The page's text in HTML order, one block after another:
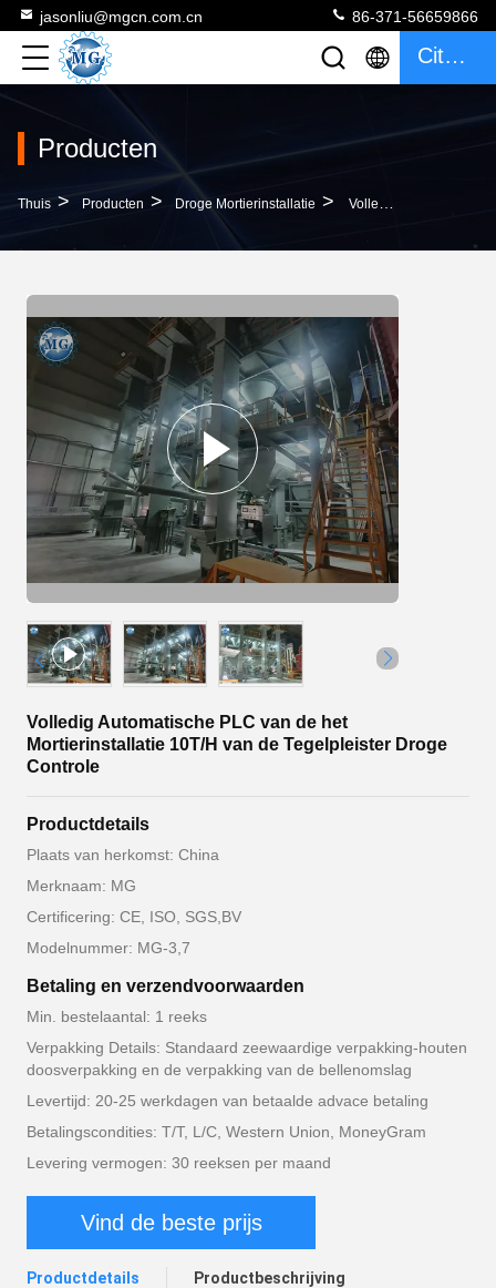
jasonliu@mgcn.com.cn 86-371-56659866
Citaat
Producten
Thuis > Producten > Droge Mortierinstallatie > Volledig Automatische PLC Van De Het Mortierinstallatie 10T/H Van De Tegelpleister Droge Controle
Volledig Automatische PLC van de het
Mortierinstallatie 10T/H van de Tegelpleister Droge
Controle
Productdetails
Plaats van herkomst: China
Merknaam: MG
Certificering: CE, ISO, SGS,BV
Modelnummer: MG-3,7
Betaling en verzendvoorwaarden
Min. bestelaantal: 1 reeks
Verpakking Details: Standaard zeewaardige verpakking-houten
doosverpakking en de verpakking van de bellenomslag
Levertijd: 20-25 werkdagen van betaalde advace betaling
Betalingscondities: T/T, L/C, Western Union, MoneyGram
Levering vermogen: 30 reeksen per maand
Vind de beste prijs
Productdetails Productbeschrijving